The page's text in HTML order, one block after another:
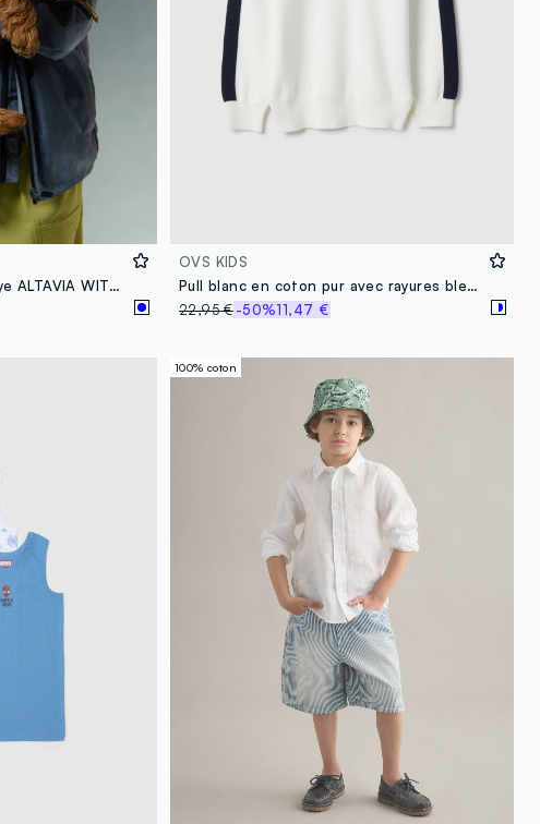
Veste coupe-vent Tie Dye ALTAVIA WITH DEBORAH COMPAGNONI
OVS KIDS
Pull blanc en coton pur avec rayures bleues, coupe ample pour enfants
22,95 €-50%11,47 €
100% coton